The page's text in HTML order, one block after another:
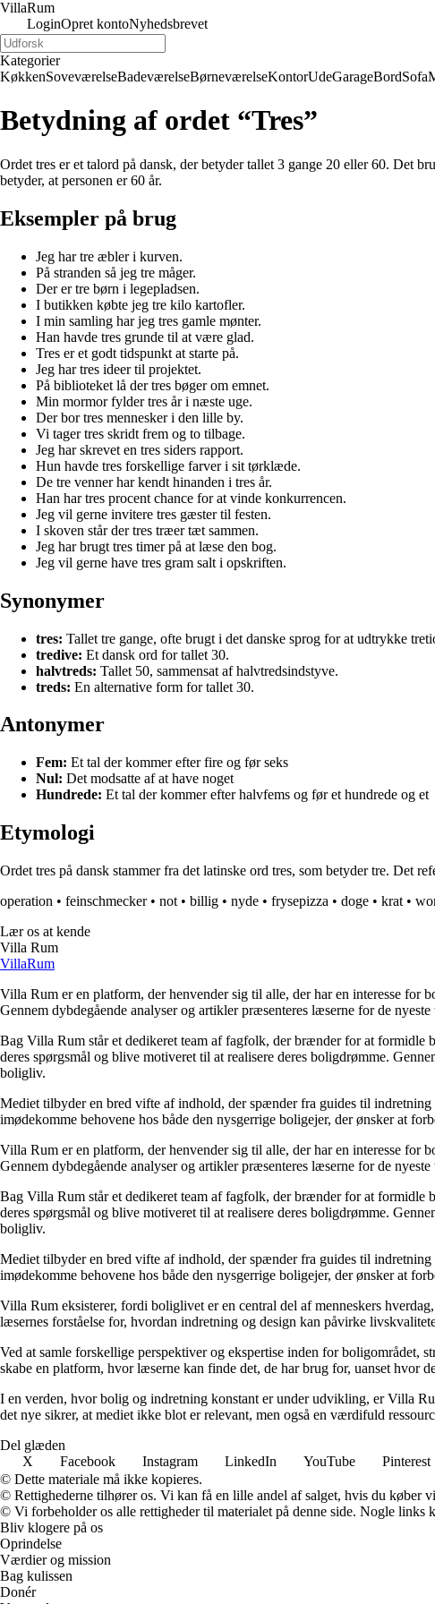
VillaRum
LoginOpret kontoNyhedsbrevet
Kategorier
KøkkenSoveværelseBadeværelseBørneværelseKontorUdeGarageBordSofa
Betydning af ordet “Tres”
Ordet tres er et talord på dansk, der betyder tallet 3 gange 20 eller 60. Det
betyder, at personen er 60 år.
Eksempler på brug
Jeg har tre æbler i kurven.
På stranden så jeg tre måger.
Der er tre børn i legepladsen.
I butikken købte jeg tre kilo kartofler.
I min samling har jeg tres gamle mønter.
Han havde tres grunde til at være glad.
Tres er et godt tidspunkt at starte på.
Jeg har tres ideer til projektet.
På biblioteket lå der tres bøger om emnet.
Min mormor fylder tres år i næste uge.
Der bor tres mennesker i den lille by.
Vi tager tres skridt frem og to tilbage.
Jeg har skrevet en tres siders rapport.
Hun havde tres forskellige farver i sit tørklæde.
De tre venner har kendt hinanden i tres år.
Han har tres procent chance for at vinde konkurrencen.
Jeg vil gerne invitere tres gæster til festen.
I skoven står der tres træer tæt sammen.
Jeg har brugt tres timer på at læse den bog.
Jeg vil gerne have tres gram salt i opskriften.
Synonymer
tres: Tallet tre gange, ofte brugt i det danske sprog for at udtrykke
tredive: Et dansk ord for tallet 30.
halvtreds: Tallet 50, sammensat af halvtredsindstyve.
treds: En alternative form for tallet 30.
Antonymer
Fem: Et tal der kommer efter fire og før seks
Nul: Det modsatte af at have noget
Hundrede: Et tal der kommer efter halvfems og før et hundrede og et
Etymologi
Ordet tres på dansk stammer fra det latinske ord tres, som betyder tre. Det
operation • feinschmecker• not • billig • nyde • frysepizza • doge • krat •
Lær os at kende
Villa Rum
VillaRum
Villa Rum er en platform, der henvender sig til alle, der har en interesse
Gennem dybdegående analyser og artikler præsenteres læserne for de
Bag Villa Rum står et dedikeret team af fagfolk, der brænder for at formidle
deres spørgsmål og blive motiveret til at realisere deres boligdrømme.
boligliv.
Mediet tilbyder en bred vifte af indhold, der spænder fra guides til
imødekomme behovene hos både den nysgerrige boligejer, der ønsker at
Villa Rum er en platform, der henvender sig til alle, der har en interesse
Gennem dybdegående analyser og artikler præsenteres læserne for de
Bag Villa Rum står et dedikeret team af fagfolk, der brænder for at formidle
deres spørgsmål og blive motiveret til at realisere deres boligdrømme.
boligliv.
Mediet tilbyder en bred vifte af indhold, der spænder fra guides til
imødekomme behovene hos både den nysgerrige boligejer, der ønsker at
Villa Rum eksisterer, fordi boliglivet er en central del af menneskers
læsernes forståelse for, hvordan indretning og design kan påvirke
Ved at samle forskellige perspektiver og ekspertise inden for
skabe en platform, hvor læserne kan finde det, de har brug for, uanset hvor
I en verden, hvor bolig og indretning konstant er under udvikling, er Villa
det nye sikrer, at mediet ikke blot er relevant, men også en værdifuld
Del glæden
X
Facebook Instagram LinkedIn YouTube Pinterest
© Dette materiale må ikke kopieres.
© Rettighederne tilhører os. Vi kan få en lille andel af salget, hvis du køber
© Vi forbeholder os alle rettigheder til materialet på denne side. Nogle
Bliv klogere på os
Oprindelse
Værdier og mission
Bag kulissen
Donér